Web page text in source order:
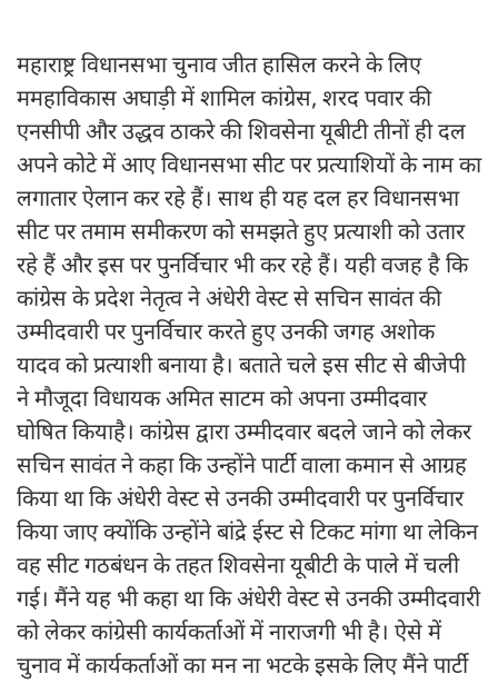
महाराष्ट्र विधानसभा चुनाव जीत हासिल करने के लिए
ममहाविकास अघाड़ी में शामिल कांग्रेस, शरद पवार की
एनसीपी और उद्धव ठाकरे की शिवसेना यूबीटी तीनों ही दल
अपने कोटे में आए विधानसभा सीट पर प्रत्याशियों के नाम का
लगातार ऐलान कर रहे हैं। साथ ही यह दल हर विधानसभा
सीट पर तमाम समीकरण को समझते हुए प्रत्याशी को उतार
रहे हैं और इस पर पुनर्विचार भी कर रहे हैं। यही वजह है कि
कांग्रेस के प्रदेश नेतृत्व ने अंधेरी वेस्ट से सचिन सावंत की
उम्मीदवारी पर पुनर्विचार करते हुए उनकी जगह अशोक
यादव को प्रत्याशी बनाया है। बताते चले इस सीट से बीजेपी
ने मौजूदा विधायक अमित साटम को अपना उम्मीदवार
घोषित कियाहै। कांग्रेस द्वारा उम्मीदवार बदले जाने को लेकर
सचिन सावंत ने कहा कि उन्होंने पार्टी वाला कमान से आग्रह
किया था कि अंधेरी वेस्ट से उनकी उम्मीदवारी पर पुनर्विचार
किया जाए क्योंकि उन्होंने बांद्रे ईस्ट से टिकट मांगा था लेकिन
वह सीट गठबंधन के तहत शिवसेना यूबीटी के पाले में चली
गई। मैंने यह भी कहा था कि अंधेरी वेस्ट से उनकी उम्मीदवारी
को लेकर कांग्रेसी कार्यकर्ताओं में नाराजगी भी है। ऐसे में
चुनाव में कार्यकर्ताओं का मन ना भटके इसके लिए मैंने पार्टी